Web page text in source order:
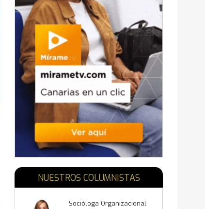
NUESTROS COLUMNISTAS
Socióloga Organizacional